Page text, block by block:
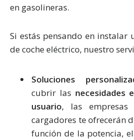
en gasolineras.
Si estás pensando en instalar
de coche eléctrico, nuestro
Soluciones
cubrir las necesidades
usuario, las empresas
cargadores te ofrecerán
función de la potencia,